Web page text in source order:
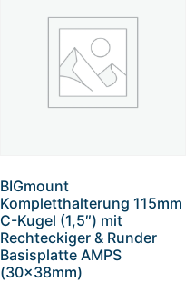
BIGmount
Kompletthalterung 115mm
C-Kugel (1,5″) mit
Rechteckiger & Runder
Basisplatte AMPS
(30x38mm)